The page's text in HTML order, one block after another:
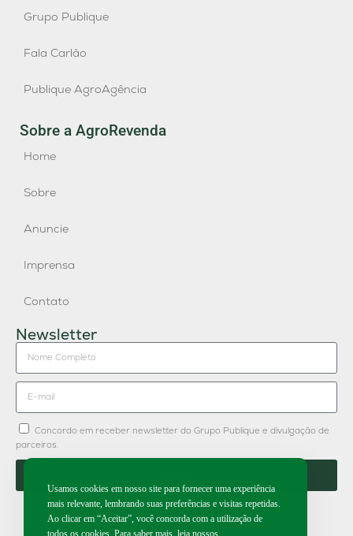
Grupo Publique
Fala Carlão
Publique AgroAgência
Sobre a AgroRevenda
Home
Sobre
Anuncie
Imprensa
Contato
Newsletter
Concordo em receber newsletter do Grupo Publique e divulgação de
parceiros.
Usamos cookies em nosso site para fornecer uma experiência
mais relevante, lembrando suas preferências e visitas repetidas.
Ao clicar em “Aceitar”, você concorda com a utilização de
todos os cookies. Para saber mais, leia nossos